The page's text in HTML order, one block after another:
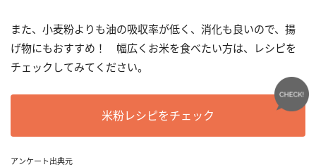
また、小麦粉よりも油の吸収率が低く、消化も良いので、揚
げ物にもおすすめ！ 幅広くお米を食べたい方は、レシピを
チェックしてみてください。
米粉レシピをチェック
アンケート出典元